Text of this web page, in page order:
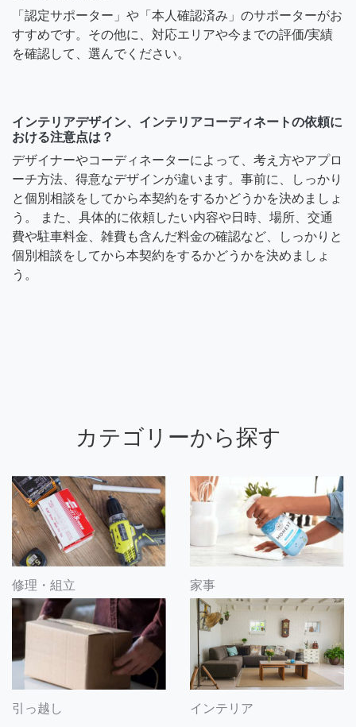
「認定サポーター」や「本人確認済み」のサポーターがお
すすめです。その他に、対応エリアや今までの評価/実績
を確認して、選んでください。
インテリアデザイン、インテリアコーディネートの依頼に
おける注意点は？
デザイナーやコーディネーターによって、考え方やアプロ
ーチ方法、得意なデザインが違います。事前に、しっかり
と個別相談をしてから本契約をするかどうかを決めましょ
う。 また、具体的に依頼したい内容や日時、場所、交通
費や駐車料金、雑費も含んだ料金の確認など、しっかりと
個別相談をしてから本契約をするかどうかを決めましょ
う。
カテゴリーから探す
修理・組立 家事
引っ越し インテリア